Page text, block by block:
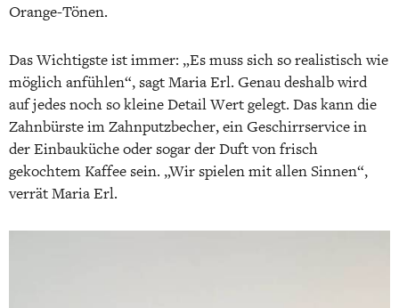
Orange-Tönen.
Das Wichtigste ist immer: „Es muss sich so realistisch wie
möglich anfühlen“, sagt Maria Erl. Genau deshalb wird
auf jedes noch so kleine Detail Wert gelegt. Das kann die
Zahnbürste im Zahnputzbecher, ein Geschirrservice in
der Einbauküche oder sogar der Duft von frisch
gekochtem Kaffee sein. „Wir spielen mit allen Sinnen“,
verrät Maria Erl.